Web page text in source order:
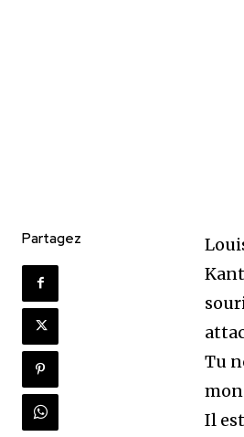
Partagez
Tu
Il